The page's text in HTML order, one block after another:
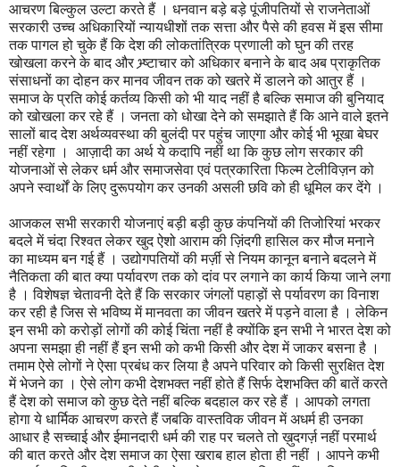
आचरण बिल्कुल उल्टा करते हैं । धनवान बड़े बड़े पूंजीपतियों से राजनेताओं
सरकारी उच्च अधिकारियों न्यायधीशों तक सत्ता और पैसे की हवस में इस सीमा
तक पागल हो चुके हैं कि देश की लोकतांत्रिक प्रणाली को घुन की तरह
खोखला करने के बाद और भ्र्ष्टाचार को अधिकार बनाने के बाद अब प्राकृतिक
संसाधनों का दोहन कर मानव जीवन तक को खतरे में डालने को आतुर हैं ।
समाज के प्रति कोई कर्तव्य किसी को भी याद नहीं है बल्कि समाज की बुनियाद
को खोखला कर रहे हैं । जनता को धोखा देने को समझाते हैं कि आने वाले इतने
सालों बाद देश अर्थव्यवस्था की बुलंदी पर पहुंच जाएगा और कोई भी भूखा बेघर
नहीं रहेगा । आज़ादी का अर्थ ये कदापि नहीं था कि कुछ लोग सरकार की
योजनाओं से लेकर धर्म और समाजसेवा एवं पत्रकारिता फिल्म टेलीविज़न को
अपने स्वार्थों के लिए दुरूपयोग कर उनकी असली छवि को ही धूमिल कर देंगे ।
आजकल सभी सरकारी योजनाएं बड़ी बड़ी कुछ कंपनियों की तिजोरियां भरकर
बदले में चंदा रिश्वत लेकर खुद ऐशो आराम की ज़िंदगी हासिल कर मौज मनाने
का माध्यम बन गई हैं । उद्योगपतियों की मर्ज़ी से नियम कानून बनाने बदलने में
नैतिकता की बात क्या पर्यावरण तक को दांव पर लगाने का कार्य किया जाने लगा
है । विशेषज्ञ चेतावनी देते हैं कि सरकार जंगलों पहाड़ों से पर्यावरण का विनाश
कर रही है जिस से भविष्य में मानवता का जीवन खतरे में पड़ने वाला है । लेकिन
इन सभी को करोड़ों लोगों की कोई चिंता नहीं है क्योंकि इन सभी ने भारत देश को
अपना समझा ही नहीं हैं इन सभी को कभी किसी और देश में जाकर बसना है ।
तमाम ऐसे लोगों ने ऐसा प्रबंध कर लिया है अपने परिवार को किसी सुरक्षित देश
में भेजने का । ऐसे लोग कभी देशभक्त नहीं होते हैं सिर्फ देशभक्ति की बातें करते
हैं देश को समाज को कुछ देते नहीं बल्कि बदहाल कर रहे हैं । आपको लगता
होगा ये धार्मिक आचरण करते हैं जबकि वास्तविक जीवन में अधर्म ही उनका
आधार है सच्चाई और ईमानदारी धर्म की राह पर चलते तो ख़ुदगर्ज़ नहीं परमार्थ
की बात करते और देश समाज का ऐसा खराब हाल होता ही नहीं । आपने कभी